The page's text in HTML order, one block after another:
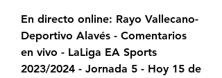
En directo online: Rayo Vallecano-
Deportivo Alavés - Comentarios
en vivo - LaLiga EA Sports
2023/2024 - Jornada 5 - Hoy 15 de